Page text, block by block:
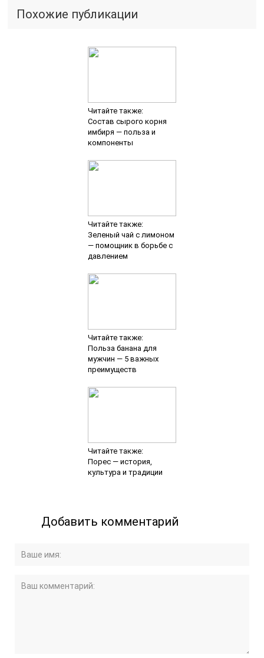
Похожие публикации
Читайте также:
Состав сырого корня
имбиря — польза и
компоненты
Читайте также:
Зеленый чай с лимоном
— помощник в борьбе с
давлением
Читайте также:
Польза банана для
мужчин — 5 важных
преимуществ
Читайте также:
Порес — история,
культура и традиции
Добавить комментарий